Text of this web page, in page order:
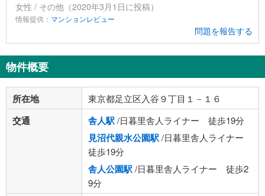
女性 / その他（2020年3月1日に投稿）
情報提供： マンションレビュー
問題を報告する
物件概要
所在地 東京都足立区入谷９丁目１－１６
交通 舎人駅/日暮里舎人ライナー 徒歩19分
見沼代親水公園駅/日暮里舎人ライナー
徒歩19分
舎人公園駅/日暮里舎人ライナー 徒歩2
9分